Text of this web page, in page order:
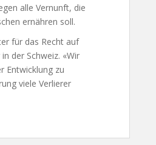
alle Vernunft, die
ernähren soll.
für das Recht auf
der Schweiz. «Wir
Entwicklung zu
viele Verlierer